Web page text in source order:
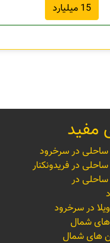
15 میلیارد
مفید
ساحلی در سرخرود
در فریدونکنار
در
در سرخرود
شمال
های شمال